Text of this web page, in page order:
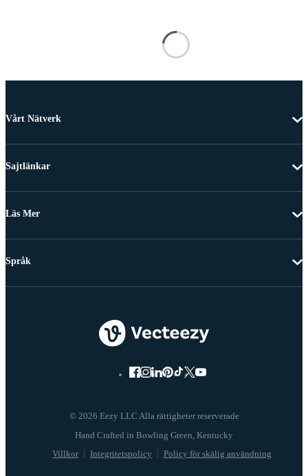
Vårt Nätverk
Sajtlänkar
Läs Mer
© 2026 Eezy LLC Alla rättigheter reserverade
Villkor Integritetspolicy Policy för skälig användning
Språk